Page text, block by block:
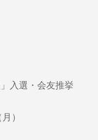
入選・会友推挙
）